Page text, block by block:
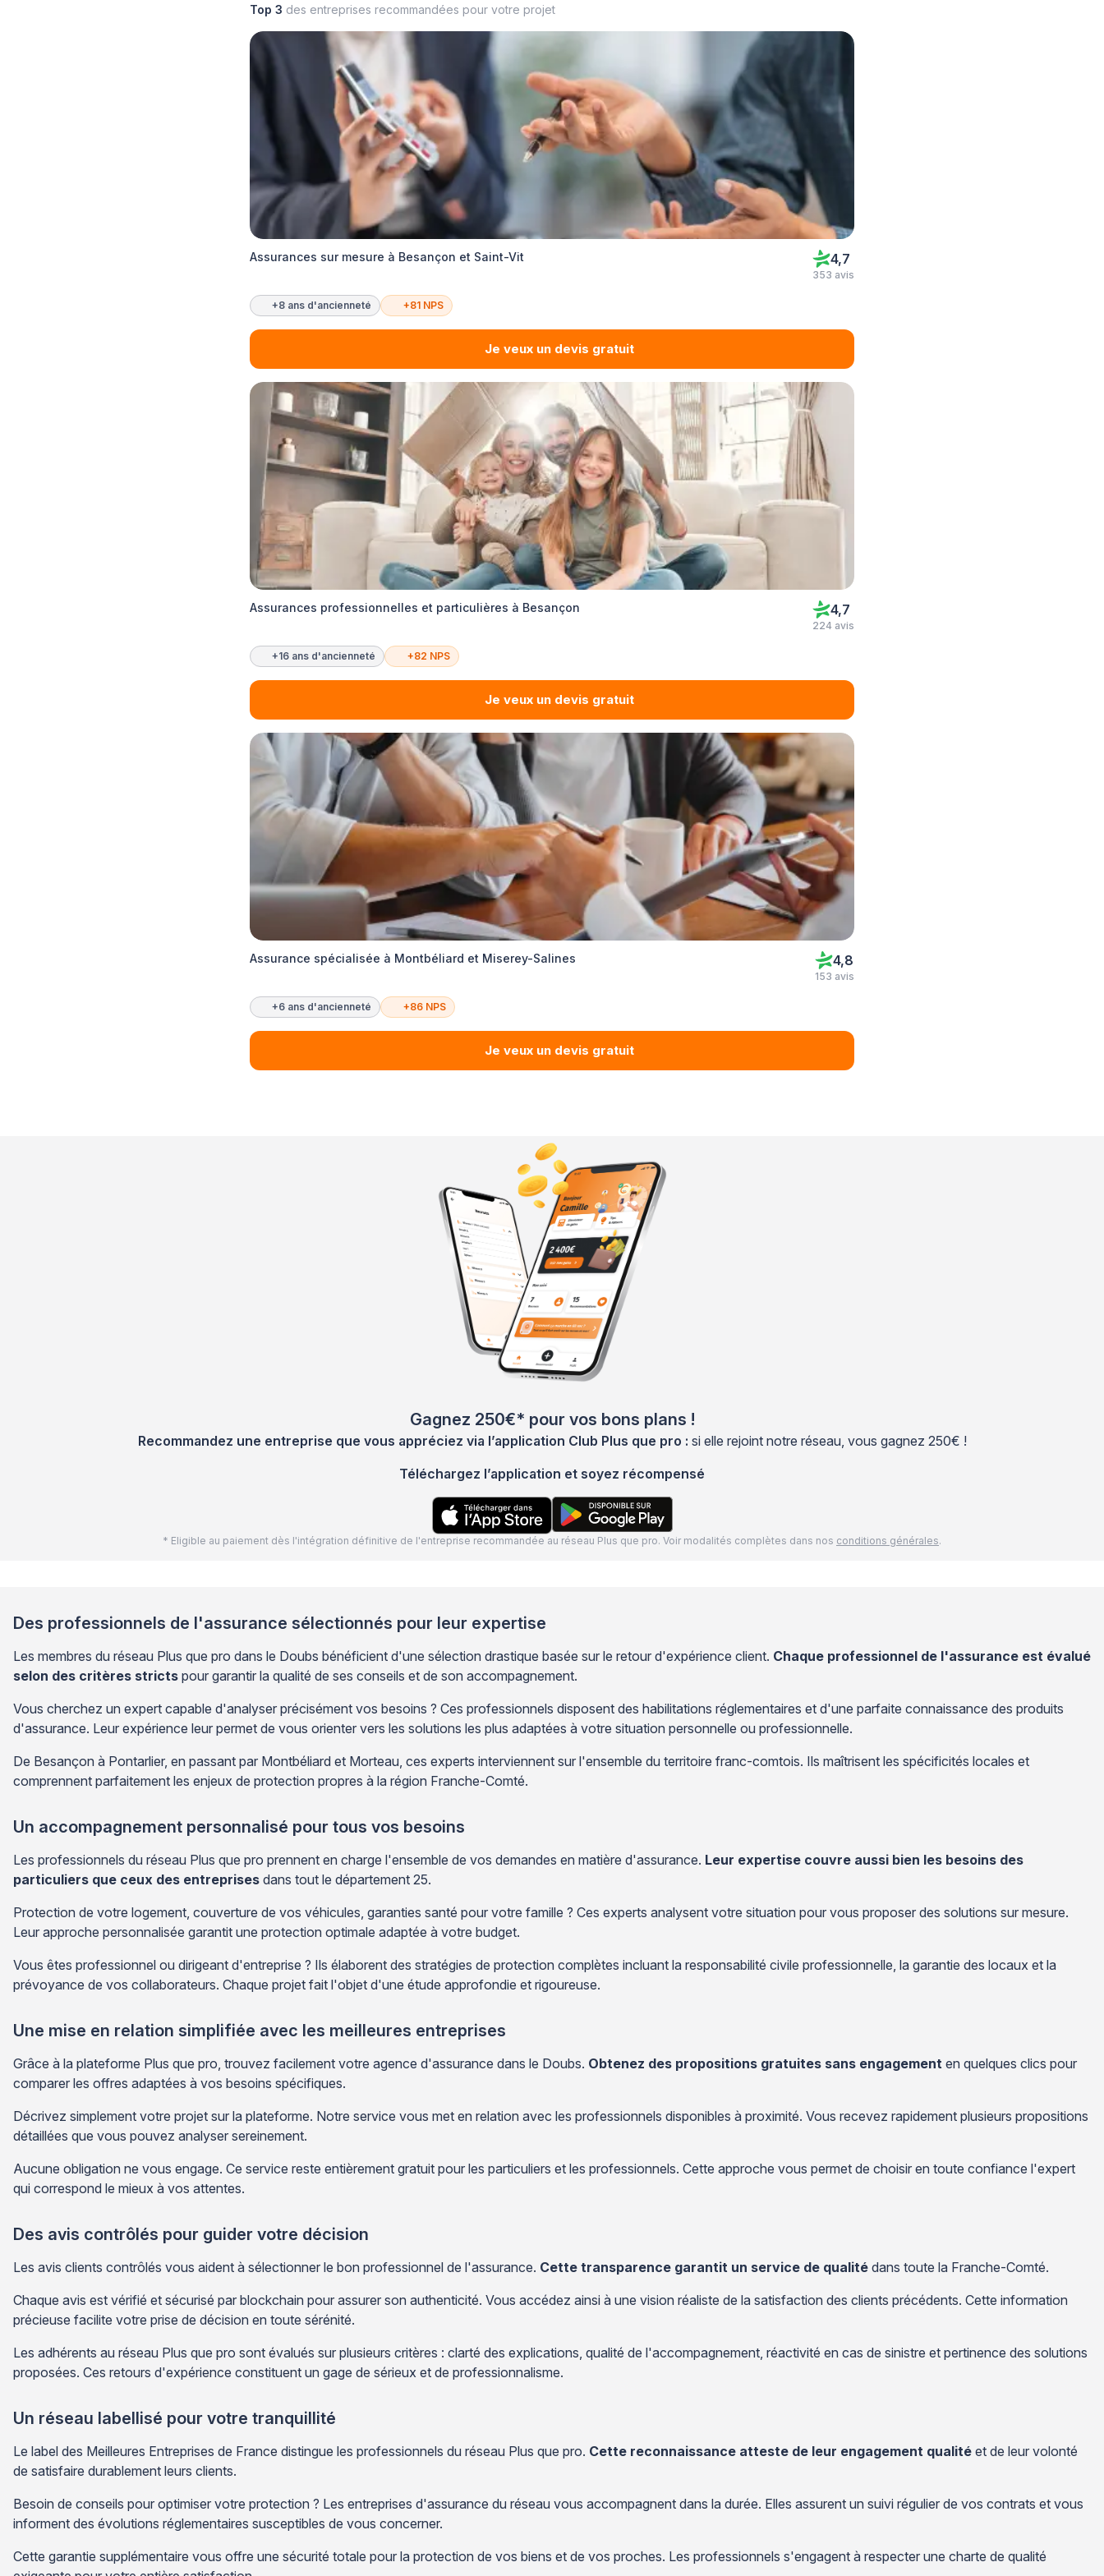
Top 3 des entreprises recommandées pour votre projet
Assurances sur mesure à Besançon et Saint-Vit 4,7
353 avis
+8 ans d'ancienneté +81 NPS
Je veux un devis gratuit
Assurances professionnelles et particulières à Besançon 4,7
224 avis
+16 ans d'ancienneté +82 NPS
Je veux un devis gratuit
Assurance spécialisée à Montbéliard et Miserey-Salines 4,8
153 avis
+6 ans d'ancienneté +86 NPS
Je veux un devis gratuit
Gagnez 250€* pour vos bons plans !
Recommandez une entreprise que vous appréciez via l’application Club Plus que pro : si elle rejoint notre réseau, vous gagnez 250€ !
Téléchargez l’application et soyez récompensé
* Eligible au paiement dès l'intégration définitive de l'entreprise recommandée au réseau Plus que pro. Voir modalités complètes dans nos conditions générales.
Des professionnels de l'assurance sélectionnés pour leur expertise
Les membres du réseau Plus que pro dans le Doubs bénéficient d'une sélection drastique basée sur le retour d'expérience client. Chaque professionnel de l'assurance est évalué
selon des critères stricts pour garantir la qualité de ses conseils et de son accompagnement.
Vous cherchez un expert capable d'analyser précisément vos besoins ? Ces professionnels disposent des habilitations réglementaires et d'une parfaite connaissance des produits
d'assurance. Leur expérience leur permet de vous orienter vers les solutions les plus adaptées à votre situation personnelle ou professionnelle.
De Besançon à Pontarlier, en passant par Montbéliard et Morteau, ces experts interviennent sur l'ensemble du territoire franc-comtois. Ils maîtrisent les spécificités locales et
comprennent parfaitement les enjeux de protection propres à la région Franche-Comté.
Un accompagnement personnalisé pour tous vos besoins
Les professionnels du réseau Plus que pro prennent en charge l'ensemble de vos demandes en matière d'assurance. Leur expertise couvre aussi bien les besoins des
particuliers que ceux des entreprises dans tout le département 25.
Protection de votre logement, couverture de vos véhicules, garanties santé pour votre famille ? Ces experts analysent votre situation pour vous proposer des solutions sur mesure.
Leur approche personnalisée garantit une protection optimale adaptée à votre budget.
Vous êtes professionnel ou dirigeant d'entreprise ? Ils élaborent des stratégies de protection complètes incluant la responsabilité civile professionnelle, la garantie des locaux et la
prévoyance de vos collaborateurs. Chaque projet fait l'objet d'une étude approfondie et rigoureuse.
Une mise en relation simplifiée avec les meilleures entreprises
Grâce à la plateforme Plus que pro, trouvez facilement votre agence d'assurance dans le Doubs. Obtenez des propositions gratuites sans engagement en quelques clics pour
comparer les offres adaptées à vos besoins spécifiques.
Décrivez simplement votre projet sur la plateforme. Notre service vous met en relation avec les professionnels disponibles à proximité. Vous recevez rapidement plusieurs propositions
détaillées que vous pouvez analyser sereinement.
Aucune obligation ne vous engage. Ce service reste entièrement gratuit pour les particuliers et les professionnels. Cette approche vous permet de choisir en toute confiance l'expert
qui correspond le mieux à vos attentes.
Des avis contrôlés pour guider votre décision
Les avis clients contrôlés vous aident à sélectionner le bon professionnel de l'assurance. Cette transparence garantit un service de qualité dans toute la Franche-Comté.
Chaque avis est vérifié et sécurisé par blockchain pour assurer son authenticité. Vous accédez ainsi à une vision réaliste de la satisfaction des clients précédents. Cette information
précieuse facilite votre prise de décision en toute sérénité.
Les adhérents au réseau Plus que pro sont évalués sur plusieurs critères : clarté des explications, qualité de l'accompagnement, réactivité en cas de sinistre et pertinence des solutions
proposées. Ces retours d'expérience constituent un gage de sérieux et de professionnalisme.
Un réseau labellisé pour votre tranquillité
Le label des Meilleures Entreprises de France distingue les professionnels du réseau Plus que pro. Cette reconnaissance atteste de leur engagement qualité et de leur volonté
de satisfaire durablement leurs clients.
Besoin de conseils pour optimiser votre protection ? Les entreprises d'assurance du réseau vous accompagnent dans la durée. Elles assurent un suivi régulier de vos contrats et vous
informent des évolutions réglementaires susceptibles de vous concerner.
Cette garantie supplémentaire vous offre une sécurité totale pour la protection de vos biens et de vos proches. Les professionnels s'engagent à respecter une charte de qualité